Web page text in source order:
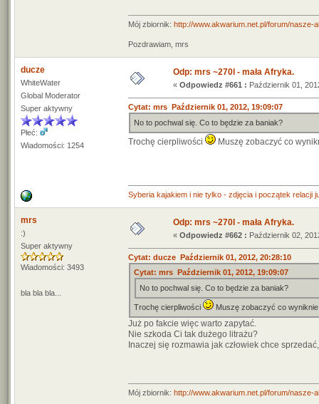
Mój zbiornik: http://www.akwarium.net.pl/forum/
Pozdrawiam, mrs
ducze
WhiteWater
Global Moderator
Super aktywny
Płeć:
Wiadomości: 1254
Odp: mrs ~270l - mała Afryka.
« Odpowiedz #661 : Październik 01,
Cytat: mrs Październik 01, 2012, 19:09:07
No to pochwal się. Co to będzie za baniak?
Trochę cierpliwości Muszę zobaczyć co
Syberia kajakiem i nie tylko - zdjęcia i początek relacji
mrs
:)
Super aktywny
Wiadomości: 3493
bla bla bla...
Odp: mrs ~270l - mała Afryka.
« Odpowiedz #662 : Październik 02,
Cytat: ducze Październik 01, 2012, 20:28:10
Cytat: mrs Październik 01, 2012, 19:09:07
No to pochwal się. Co to będzie za baniak?
Trochę cierpliwości Muszę zobaczyć co
Już po fakcie więc warto zapytać.
Nie szkoda Ci tak dużego litrażu?
Inaczej się rozmawia jak człowiek chce
Mój zbiornik: http://www.akwarium.net.pl/forum/